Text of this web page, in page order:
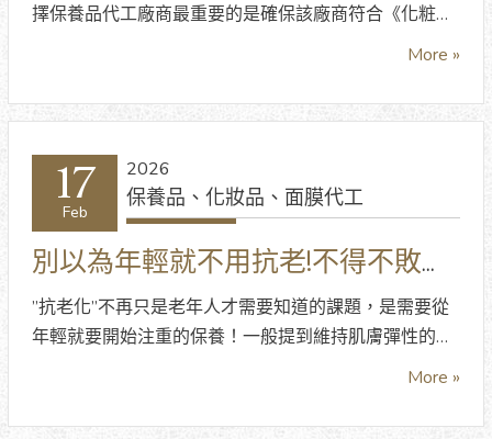
擇保養品代工廠商最重要的是確保該廠商符合《化粧品
製造工廠設廠標準》和《化粧品優良製造準則》中的工
外，如果有獲得國際認證和獎項，或是通過ISO22716
管制度的保養品廠，更能為委託廠商提更全方位的服
務，並確保生產的品質。
More »
17
Feb
2026
保養品、化妝品、面膜代工
別以為年輕就不用抗老!不得不敗抗
老產品
”抗老化”不再只是老年人才需要知道的課題，是需要從
年輕就要開始注重的保養！一般提到維持肌膚彈性的必
要關鍵，通常都會想到玻尿酸、膠原蛋白及維持皮膚彈
且都會隨著老化而不斷流失，所以更需要藉由外力幫
More »